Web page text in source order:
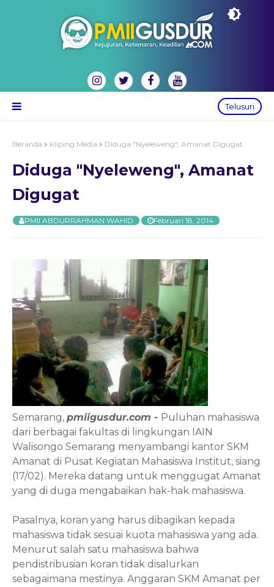
Telusuri
Beranda Kliping Media Diduga "Nyeleweng", Amanat Digugat
Diduga "Nyeleweng", Amanat
Digugat
PMII ABDURRAHMAN WAHID Februari 18, 2014
Semarang, pmiigusdur.com - Puluhan mahasiswa
dari berbagai fakultas di lingkungan IAIN
Walisongo Semarang menyambangi kantor SKM
Amanat di Pusat Kegiatan Mahasiswa Institut, siang
(17/02). Mereka datang untuk menggugat Amanat
yang di duga mengabaikan hak-hak mahasiswa.
Pasalnya, koran yang harus dibagikan kepada
mahasiswa tidak sesuai kuota mahasiswa yang ada.
Menurut salah satu mahasiswa bahwa
pendistribusian koran tidak disalurkan
sebagaimana mestinya. Anggaran SKM Amanat per